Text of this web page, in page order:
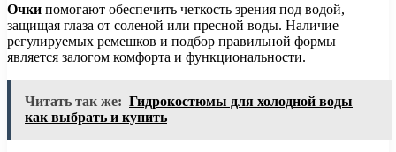
Очки помогают обеспечить четкость зрения под водой,
защищая глаза от соленой или пресной воды. Наличие
регулируемых ремешков и подбор правильной формы
является залогом комфорта и функциональности.
Читать так же: Гидрокостюмы для холодной воды
как выбрать и купить